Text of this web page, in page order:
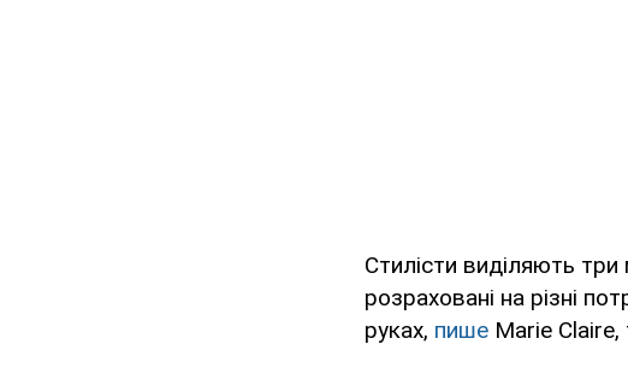
Стилісти виділяють три
розраховані на різні
руках, пише Marie